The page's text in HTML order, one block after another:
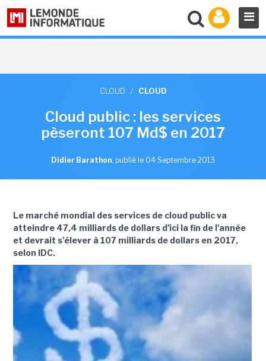
CLOUD / CLOUD
Cloud public : les services
pèseront 107 Md$ en 2017
Didier Barathon, publié le 04 Septembre 2013
Le marché mondial des services de cloud public va
atteindre 47,4 milliards de dollars d'ici la fin de l'année
et devrait s'élever à 107 milliards de dollars en 2017,
selon IDC.